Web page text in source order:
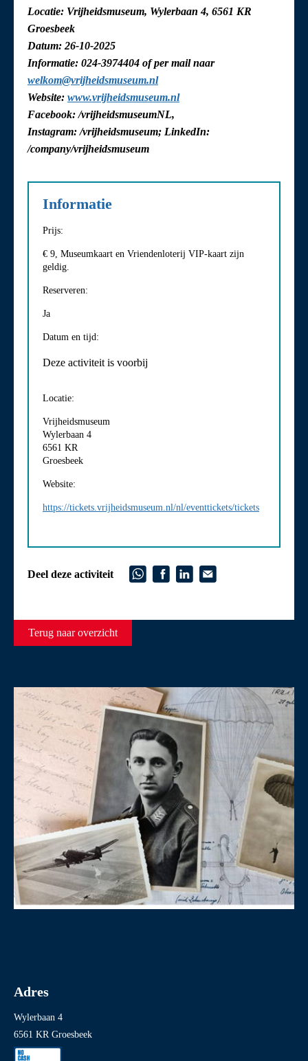
Locatie: Vrijheidsmuseum, Wylerbaan 4, 6561 KR
Groesbeek
Datum: 26-10-2025
Informatie: 024-3974404 of per mail naar
welkom@vrijheidsmuseum.nl
Website: www.vrijheidsmuseum.nl
Facebook: /vrijheidsmuseumNL,
Instagram: /vrijheidsmuseum; LinkedIn:
/company/vrijheidsmuseum
Informatie
Prijs:
€ 9, Museumkaart en Vriendenloterij VIP-kaart zijn
geldig.
Reserveren:
Ja
Datum en tijd:
Deze activiteit is voorbij
Locatie:
Vrijheidsmuseum
Wylerbaan 4
6561 KR
Groesbeek
Website:
https://tickets.vrijheidsmuseum.nl/nl/eventtickets/tickets
Deel deze activiteit
Terug naar overzicht
Adres
Wylerbaan 4
6561 KR Groesbeek